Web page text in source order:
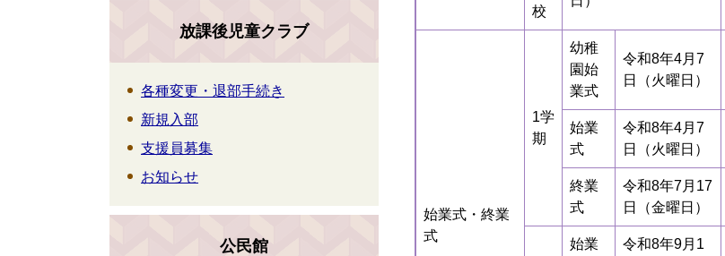
校
始業式・終業
式
1学
期
幼稚
園始
業式
令和8年4月7
日（火曜日）
始業
式
令和8年4月7
日（火曜日）
終業
式
令和8年7月17
日（金曜日）
始業
令和8年9月1
放課後児童クラブ
各種変更・退部手続き
新規入部
支援員募集
お知らせ
公民館